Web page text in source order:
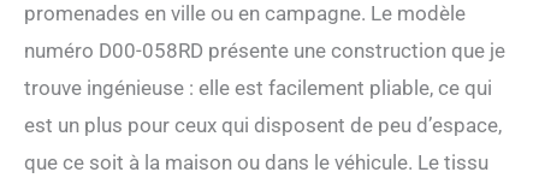
CONCEPTION SÉCURISÉE :
Roues avant universelles,
arrière directionnelles avec
frein, laisse de sécurité
intégrée, bandes
réfléchissantes
avant/arrière pour visibilité
promenades en ville ou en campagne. Le modèle
numéro D00-058RD présente une construction que je
trouve ingénieuse : elle est facilement pliable, ce qui
est un plus pour ceux qui disposent de peu d’espace,
que ce soit à la maison ou dans le véhicule. Le tissu